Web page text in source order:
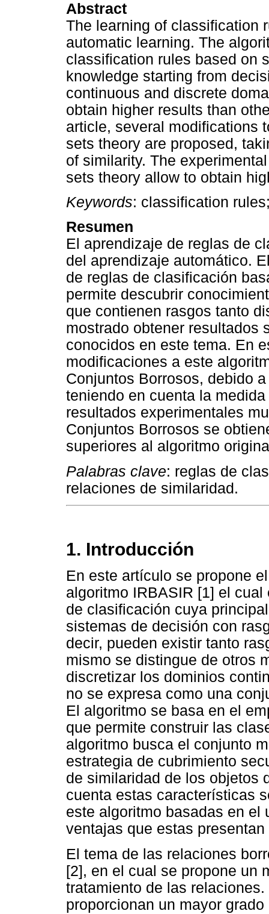
Abstract
The learning of classification
automatic learning. The
classification rules based on
knowledge starting from
continuous and discrete
obtain higher results than
article, several modifications
sets theory are proposed,
of similarity. The
sets theory allow to obtain
Keywords: classification
Resumen
El aprendizaje de reglas de
del aprendizaje automático.
de reglas de clasificación
permite descubrir
que contienen rasgos tanto
mostrado obtener resultados
conocidos en este tema. En
modificaciones a este
Conjuntos Borrosos, debido
teniendo en cuenta la
resultados experimentales
Conjuntos Borrosos se
superiores al algoritmo
Palabras clave: reglas de
relaciones de similaridad.
1. Introducción
En este artículo se propone
algoritmo IRBASIR [1] el
de clasificación cuya
sistemas de decisión con
decir, pueden existir tanto
mismo se distingue de otros
discretizar los dominios
no se expresa como una
El algoritmo se basa en el
que permite construir las
algoritmo busca el conjunto
estrategia de cubrimiento
de similaridad de los objetos
cuenta estas características
este algoritmo basadas en el
ventajas que estas
El tema de las relaciones
[2], en el cual se propone un
tratamiento de las
proporcionan un mayor